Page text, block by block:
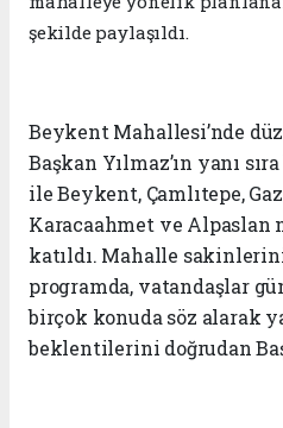
şekilde paylaşıldı.
Beykent Mahallesi’nde
Başkan Yılmaz’ın yanı
ile Beykent, Çamlıtepe,
Karacaahmet ve Alpaslan
katıldı. Mahalle
programda, vatandaşlar
birçok konuda söz alarak
beklentilerini doğrudan